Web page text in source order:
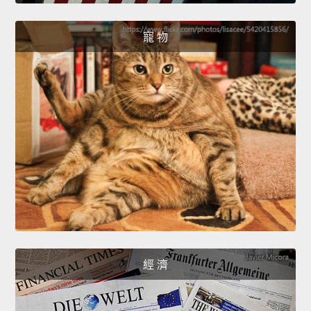
寵 物
經 濟